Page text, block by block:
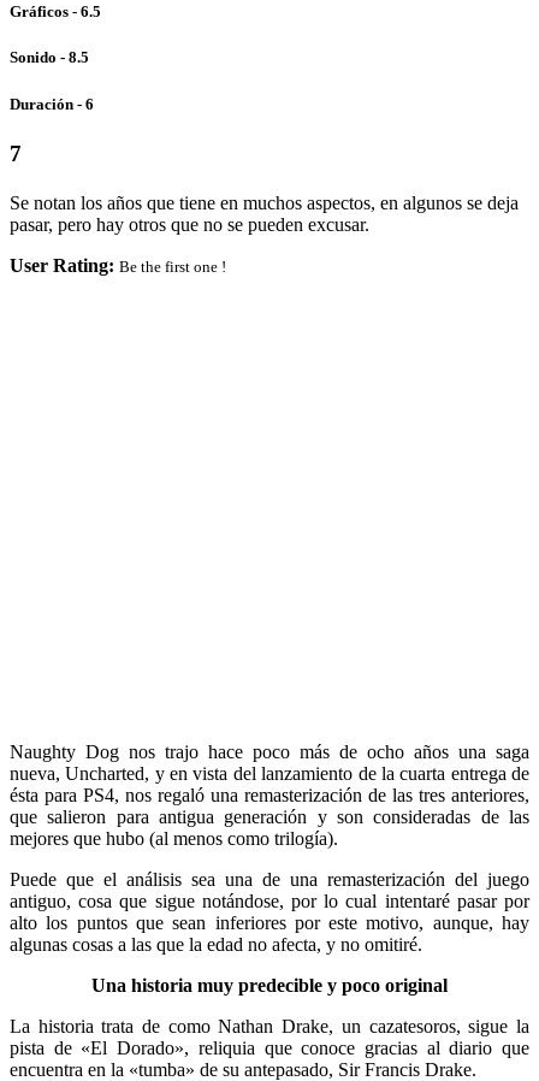
Gráficos - 6.5
Sonido - 8.5
Duración - 6
7
Se notan los años que tiene en muchos aspectos, en algunos se deja
pasar, pero hay otros que no se pueden excusar.
User Rating: Be the first one !
Naughty Dog nos trajo hace poco más de ocho años una saga
nueva, Uncharted, y en vista del lanzamiento de la cuarta entrega de
ésta para PS4, nos regaló una remasterización de las tres anteriores,
que salieron para antigua generación y son consideradas de las
mejores que hubo (al menos como trilogía).
Puede que el análisis sea una de una remasterización del juego
antiguo, cosa que sigue notándose, por lo cual intentaré pasar por
alto los puntos que sean inferiores por este motivo, aunque, hay
algunas cosas a las que la edad no afecta, y no omitiré.
Una historia muy predecible y poco original
La historia trata de como Nathan Drake, un cazatesoros, sigue la
pista de «El Dorado», reliquia que conoce gracias al diario que
encuentra en la «tumba» de su antepasado, Sir Francis Drake.